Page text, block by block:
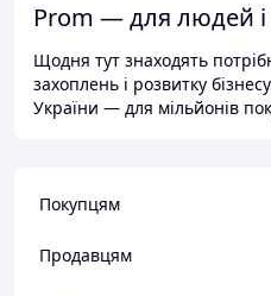
Prom — для людей і
Щодня тут знаходять
захоплень і розвитку
України — для мільйонів
Покупцям
Продавцям